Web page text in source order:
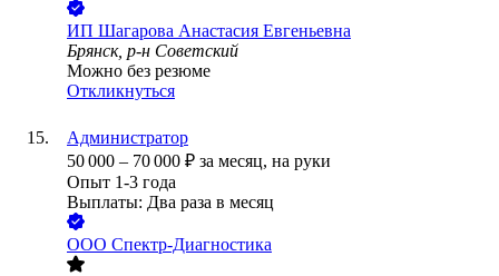
ИП Шагарова Анастасия Евгеньевна
Брянск, р-н Советский
Можно без резюме
Откликнуться
Администратор
50 000 – 70 000 ₽ за месяц, на руки
Опыт 1-3 года
Выплаты: Два раза в месяц
ООО Спектр-Диагностика